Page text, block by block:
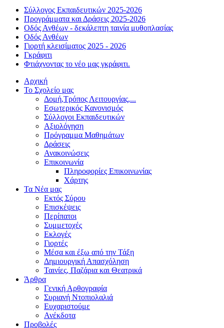
Σύλλογος Εκπαιδευτικών 2025-2026
Προγράμματα και Δράσεις 2025-2026
Οδός Ανθέων - δεκάλεπτη ταινία μυθοπλασίας
Οδός Ανθέων
Γιορτή κλεισίματος 2025 - 2026
Γκράφιτι
Φτιάχνοντας το νέο μας γκράφιτι.
Αρχική
Το Σχολείο μας
Δομή,Τρόπος Λειτουργίας,...
Εσωτερικός Κανονισμός
Σύλλογοι Εκπαιδευτικών
Αξιολόγηση
Πρόγραμμα Μαθημάτων
Δράσεις
Ανακοινώσεις
Επικοινωνία
Πληροφορίες Επικοινωνίας
Χάρτης
Τα Νέα μας
Εκτός Σύρου
Επισκέψεις
Περίπατοι
Συμμετοχές
Εκλογές
Γιορτές
Μέσα και έξω από την Τάξη
Δημιουργική Απασχόληση
Ταινίες, Παζάρια και Θεατρικά
Άρθρα
Γενική Αρθογραφία
Συριανή Ντοπιολαλιά
Ευχαριστούμε
Ανέκδοτα
Προβολές